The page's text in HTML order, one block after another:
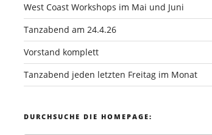
West Coast Workshops im Mai und Juni
Tanzabend am 24.4.26
Vorstand komplett
Tanzabend jeden letzten Freitag im Monat
DURCHSUCHE DIE HOMEPAGE: